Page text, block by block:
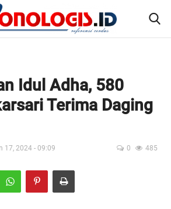
Idul Adha, 580
Terima Daging
17, 2024 - 09:09 0 485